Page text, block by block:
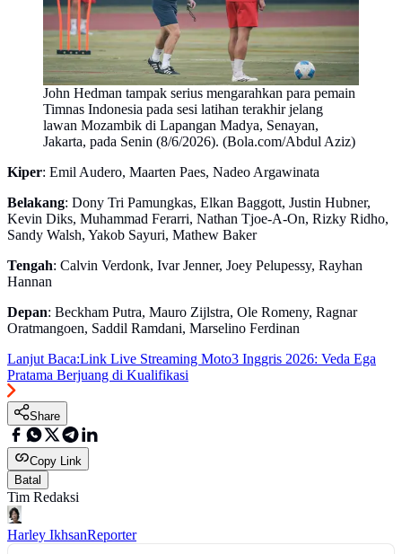
John Hedman tampak serius mengarahkan para pemain
Timnas Indonesia pada sesi latihan terakhir jelang
lawan Mozambik di Lapangan Madya, Senayan,
Jakarta, pada Senin (8/6/2026). (Bola.com/Abdul Aziz)
Kiper: Emil Audero, Maarten Paes, Nadeo Argawinata
Belakang: Dony Tri Pamungkas, Elkan Baggott, Justin Hubner,
Kevin Diks, Muhammad Ferarri, Nathan Tjoe-A-On, Rizky Ridho,
Sandy Walsh, Yakob Sayuri, Mathew Baker
Tengah: Calvin Verdonk, Ivar Jenner, Joey Pelupessy, Rayhan
Hannan
Depan: Beckham Putra, Mauro Zijlstra, Ole Romeny, Ragnar
Oratmangoen, Saddil Ramdani, Marselino Ferdinan
Lanjut Baca:Link Live Streaming Moto3 Inggris 2026: Veda Ega
Pratama Berjuang di Kualifikasi
Share
Copy Link
Batal
Tim Redaksi
Harley IkhsanReporter